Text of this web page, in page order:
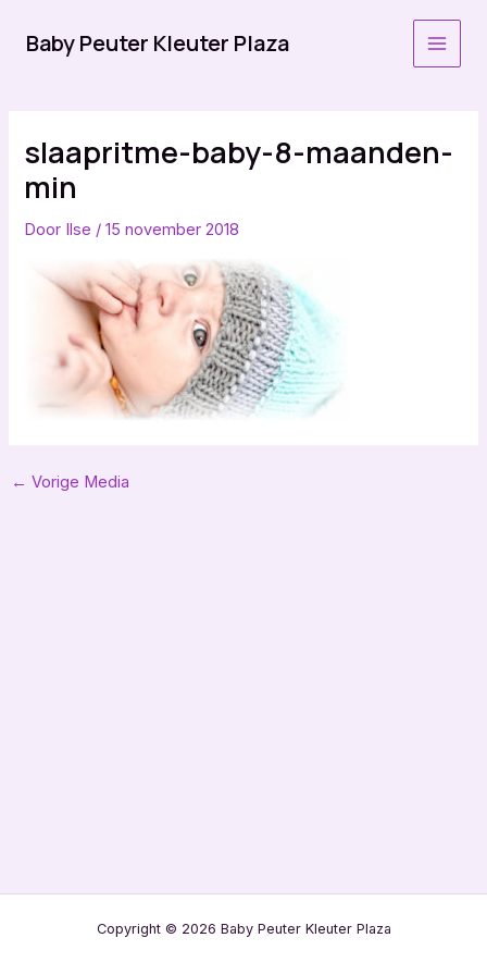
naarBaby Peuter Kleuter Plaza
slaapritme-baby-8-maanden-
min
Door Ilse /15 november 2018
Bericht
← Vorige Media
Copyright © 2026 Baby Peuter Kleuter Plaza